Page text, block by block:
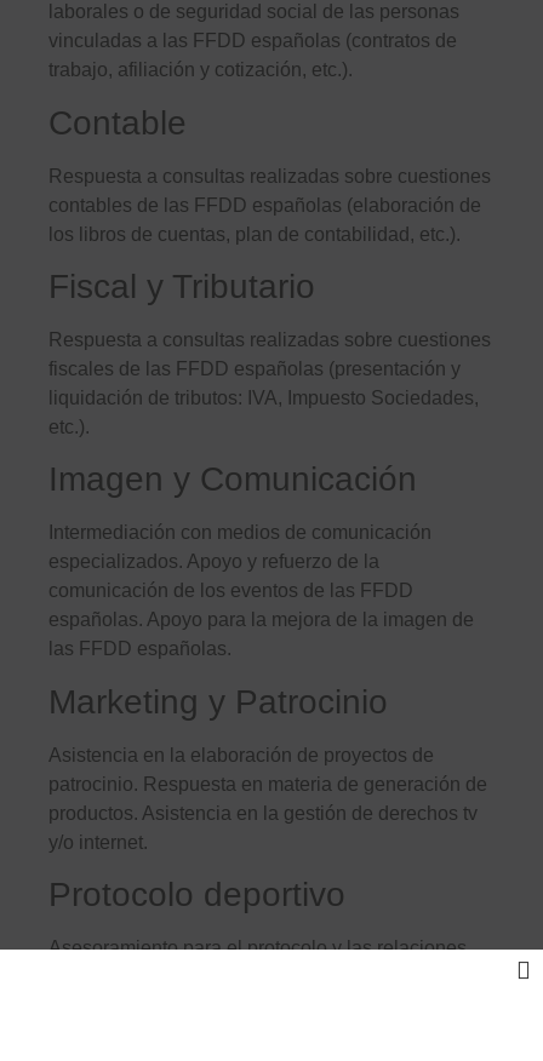
laborales o de seguridad social de las personas
vinculadas a las FFDD españolas (contratos de
trabajo, afiliación y cotización, etc.).
Contable
Respuesta a consultas realizadas sobre cuestiones
contables de las FFDD españolas (elaboración de
los libros de cuentas, plan de contabilidad, etc.).
Fiscal y Tributario
Respuesta a consultas realizadas sobre cuestiones
fiscales de las FFDD españolas (presentación y
liquidación de tributos: IVA, Impuesto Sociedades,
etc.).
Imagen y Comunicación
Intermediación con medios de comunicación
especializados. Apoyo y refuerzo de la
comunicación de los eventos de las FFDD
españolas. Apoyo para la mejora de la imagen de
las FFDD españolas.
Marketing y Patrocinio
Asistencia en la elaboración de proyectos de
patrocinio. Respuesta en materia de generación de
productos. Asistencia en la gestión de derechos tv
y/o internet.
Protocolo deportivo
Asesoramiento para el protocolo y las relaciones